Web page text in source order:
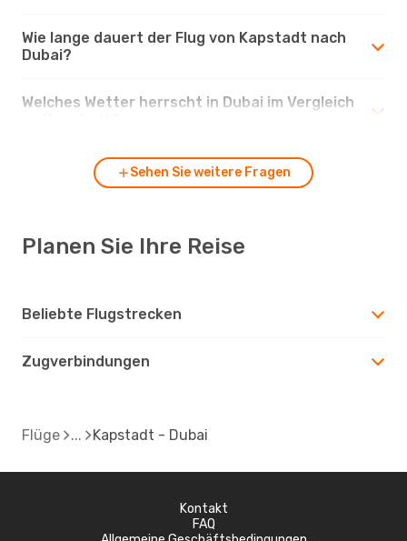
Wie lange dauert der Flug von Kapstadt nach
Dubai?
Welches Wetter herrscht in Dubai im Vergleich
Sehen Sie weitere Fragen
Planen Sie Ihre Reise
Beliebte Flugstrecken
Zugverbindungen
Flüge Kapstadt - Dubai
Kontakt
FAQ